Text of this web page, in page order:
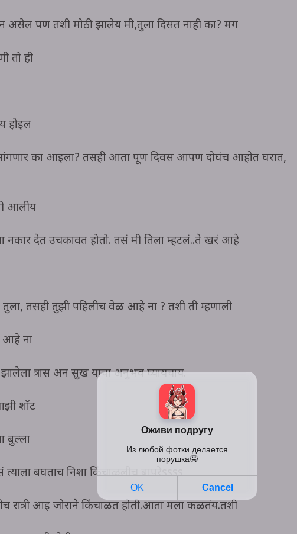
असेल पण तशी मोठी झालेय मी,तुला दिसत नाही का? मग
तो ही
होईल
का आईला? तसही आता पूर्ण दिवस आपण दोघंच आहोत घरात,
आलीय
नकार देत उचकावत होतो. तसं मी तिला म्हटलं..ते खरं आहे
तुला, तसही तुझी पहिलीच वेळ आहे ना ? तशी ती म्हणाली
आहे ना
त्रास अन सुख याचा अनुभव घ्यायचाय.
शॉर्ट
बुल्ला
बघताच निशा किंचाळलीच बापरेssss
रात्री आई जोराने किंचाळत होती.आता मला कळतंय.तशी